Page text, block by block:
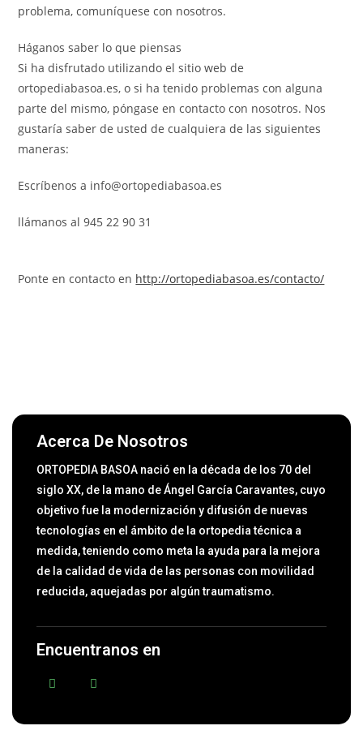
problema, comuníquese con nosotros.
Háganos saber lo que piensas
Si ha disfrutado utilizando el sitio web de
ortopediabasoa.es, o si ha tenido problemas con alguna
parte del mismo, póngase en contacto con nosotros. Nos
gustaría saber de usted de cualquiera de las siguientes
maneras:
Escríbenos a info@ortopediabasoa.es
llámanos al 945 22 90 31
Ponte en contacto en http://ortopediabasoa.es/contacto/
Acerca De Nosotros
ORTOPEDIA BASOA nació en la década de los 70 del
siglo XX, de la mano de Ángel García Caravantes, cuyo
objetivo fue la modernización y difusión de nuevas
tecnologías en el ámbito de la ortopedia técnica a
medida, teniendo como meta la ayuda para la mejora
de la calidad de vida de las personas con movilidad
reducida, aquejadas por algún traumatismo.
Encuentranos en